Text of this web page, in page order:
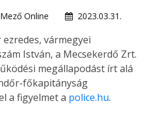
Online
2023.03.31.
vármegyei
István, a Mecsekerdő Zrt.
megállapodást írt alá
főkapitányság
a figyelmet a police.hu.